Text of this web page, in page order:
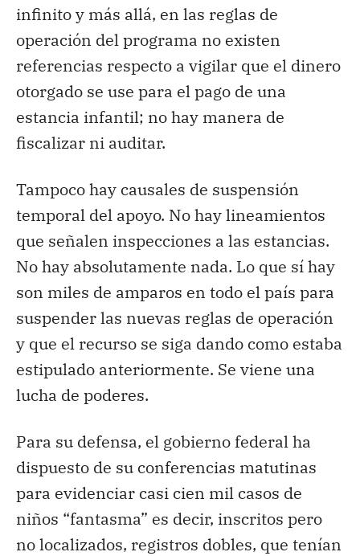
infinito y más allá, en las reglas de
operación del programa no existen
referencias respecto a vigilar que el dinero
otorgado se use para el pago de una
estancia infantil; no hay manera de
fiscalizar ni auditar.
Tampoco hay causales de suspensión
temporal del apoyo. No hay lineamientos
que señalen inspecciones a las estancias.
No hay absolutamente nada. Lo que sí hay
son miles de amparos en todo el país para
suspender las nuevas reglas de operación
y que el recurso se siga dando como estaba
estipulado anteriormente. Se viene una
lucha de poderes.
Para su defensa, el gobierno federal ha
dispuesto de su conferencias matutinas
para evidenciar casi cien mil casos de
niños “fantasma” es decir, inscritos pero
no localizados, registros dobles, que tenían